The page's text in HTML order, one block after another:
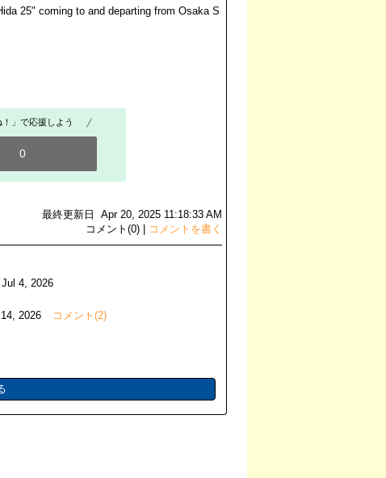
25" coming to and departing from Osaka S
」で応援しよう
0
最終更新日 Apr 20, 2025 11:18:33 AM
コメント(0) |
コメントを書く
Jul 4, 2026
2026 コメント(2)